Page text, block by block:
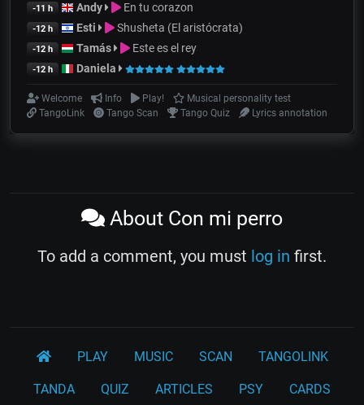
-11 h Andy En tu corazon
-12 h Esti Shusheta (El aristócrata)
-12 h Tamás Este es el rey
-12 h Daniela
Welcome Info Play!
Musical personality test
TangoLink
Tango Scan Tango Quiz Lyrics annotation
About Con mi perro
To add a comment, you must log in first.
PLAY MUSIC SCAN TANGOLINK
TANDA QUIZ ARTICLES PSY CARDS